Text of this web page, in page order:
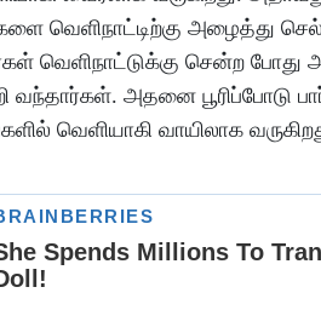
வெளிநாட்டிற்கு அழைத்து
சென்ற போது
அதனை பூரிப்போடு
வெளியாகி வாயிலாக